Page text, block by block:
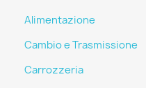
Alimentazione
Cambio e Trasmissione
Carrozzeria